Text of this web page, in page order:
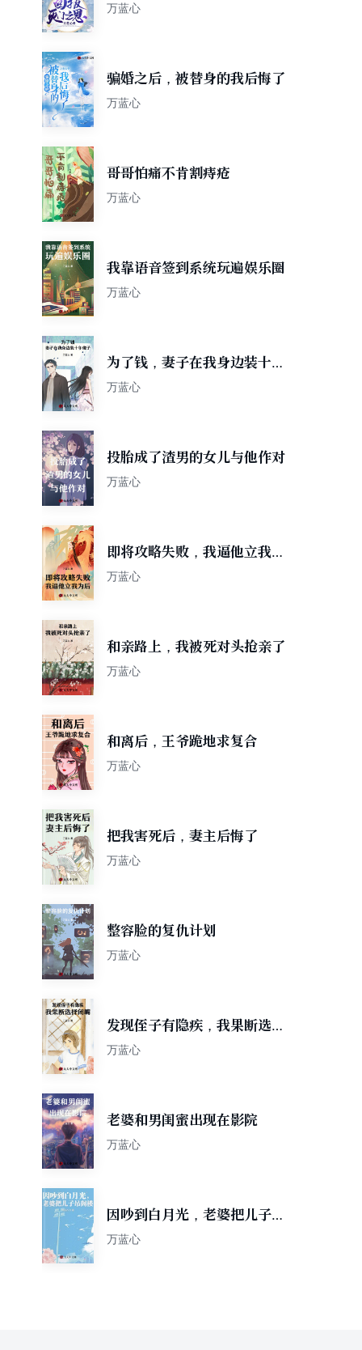
万蓝心
骗婚之后，被替身的我后悔了
万蓝心
哥哥怕痛不肯割痔疮
万蓝心
我靠语音签到系统玩遍娱乐圈
万蓝心
为了钱，妻子在我身边装十年
傻子
万蓝心
投胎成了渣男的女儿与他作对
万蓝心
即将攻略失败，我逼他立我为
后
万蓝心
和亲路上，我被死对头抢亲了
万蓝心
和离后，王爷跪地求复合
万蓝心
把我害死后，妻主后悔了
万蓝心
整容脸的复仇计划
万蓝心
发现侄子有隐疾，我果断选择
闭嘴
万蓝心
老婆和男闺蜜出现在影院
万蓝心
因吵到白月光，老婆把儿子吊
阁楼
万蓝心